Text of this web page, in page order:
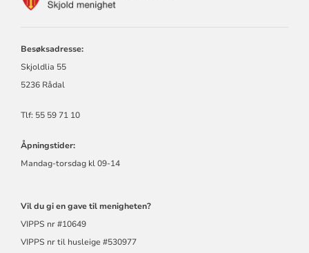
Besøksadresse:
Skjoldlia 55
5236 Rådal
Tlf: 55 59 71 10
Åpningstider:
Mandag-torsdag kl 09-14
Vil du gi en gave til menigheten?
VIPPS nr #10649
VIPPS nr til husleige #530977